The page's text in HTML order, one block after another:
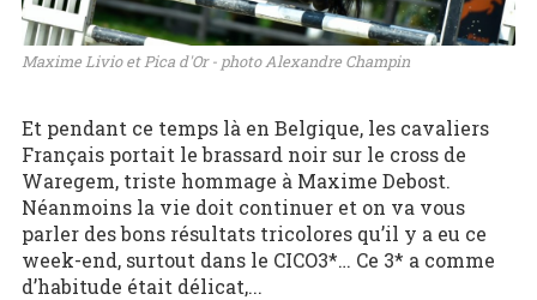
Maxime Livio et Pica d'Or - photo Alexandre Champin
Et pendant ce temps là en Belgique, les cavaliers
Français portait le brassard noir sur le cross de
Waregem, triste hommage à Maxime Debost.
Néanmoins la vie doit continuer et on va vous
parler des bons résultats tricolores qu’il y a eu ce
week-end, surtout dans le CICO3*… Ce 3* a comme
d’habitude était délicat,...